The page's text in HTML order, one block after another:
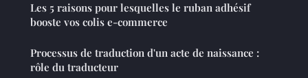
Les 5 raisons pour lesquelles le ruban adhésif
booste vos colis e-commerce
Processus de traduction d'un acte de naissance :
rôle du traducteur